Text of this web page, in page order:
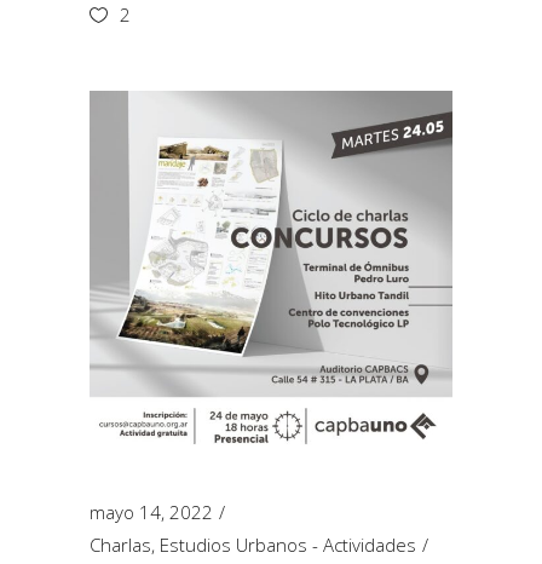
2
mayo 14, 2022
Charlas, Estudios Urbanos - Actividades